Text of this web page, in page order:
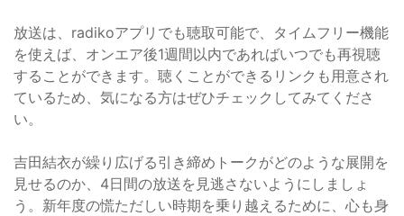
放送は、radikoアプリでも聴取可能で、タイムフリー機能
を使えば、オンエア後1週間以内であればいつでも再視聴
することができます。聴くことができるリンクも用意され
ているため、気になる方はぜひチェックしてみてくださ
い。
吉田結衣が繰り広げる引き締めトークがどのような展開を
見せるのか、4日間の放送を見逃さないようにしましょ
う。新年度の慌ただしい時期を乗り越えるために、心も身